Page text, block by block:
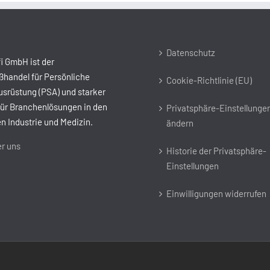
GmbH ist der
für Persönliche
(PSA) und starker
Branchenlösungen in den
Industrie und Medizin.
uns
Datenschutz
Cookie-Richtlinie (EU)
Privatsphäre-
ändern
Historie der Privatsphäre-
Einstellungen
Einwilligungen widerrufen